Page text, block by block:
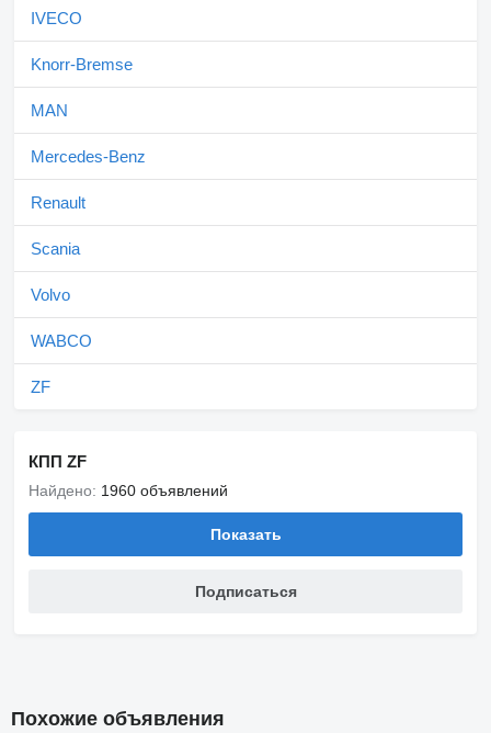
IVECO
Knorr-Bremse
MAN
Mercedes-Benz
Renault
Scania
Volvo
WABCO
ZF
КПП ZF
Найдено: 1960 объявлений
Показать
Подписаться
Похожие объявления